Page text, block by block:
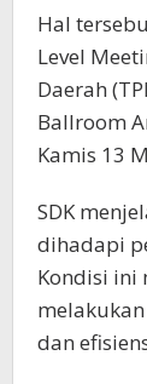
Hal
Level
Daerah
Ballroom
Kamis 13
SDK
dihadapi
Kondisi ini
dan